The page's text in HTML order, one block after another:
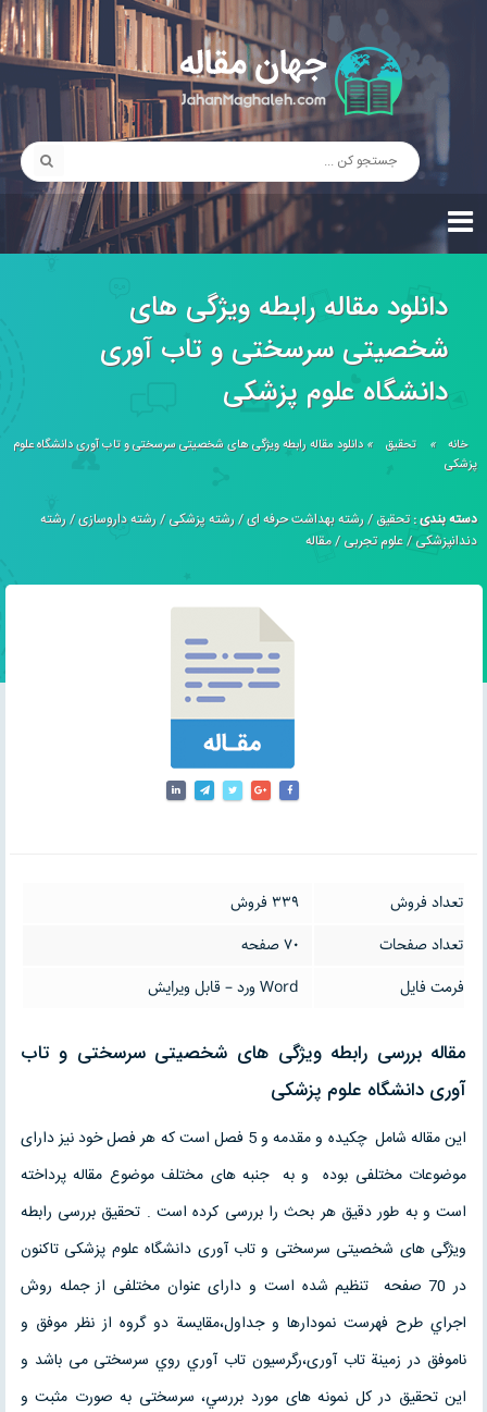
دانلود مقاله رابطه ویژگی های
شخصیتی سرسختی و تاب آوری
دانشگاه علوم پزشکی
خانه » تحقیق »دانلود مقاله رابطه ویژگی های شخصیتی سرسختی و تاب آوری دانشگاه علوم
پزشکی
دسته بندی :تحقیق/رشته بهداشت حرفه ای/رشته پزشکی/رشته داروسازی/رشته
دندانپزشکی/علوم تجربی/مقاله
تعداد فروش
339 فروش
تعداد صفحات
70 صفحه
فرمت فایل
Word ورد – قابل ویرایش
مقاله بررسی رابطه ویژگی های شخصیتی سرسختی و تاب
آوری دانشگاه علوم پزشکی
این مقاله شامل چکیده و مقدمه و 5 فصل است که هر فصل خود نیز دارای
موضوعات مختلفی بوده و به جنبه های مختلف موضوع مقاله پرداخته
است و به طور دقیق هر بحث را بررسی کرده است . تحقیق بررسی رابطه
ویژگی های شخصیتی سرسختی و تاب آوری دانشگاه علوم پزشکی تاكنون
در 70 صفحه تنظیم شده است و دارای عنوان مختلفی از جمله روش
اجراي طرح فهرست نمودارها و جداول،مقايسة دو گروه از نظر موفق و
ناموفق در زمينة تاب آوری،رگرسيون تاب آوري روي سرسختی می باشد و
این تحقیق در كل نمونه های مورد بررسي، سرسختی به صورت مثبت و